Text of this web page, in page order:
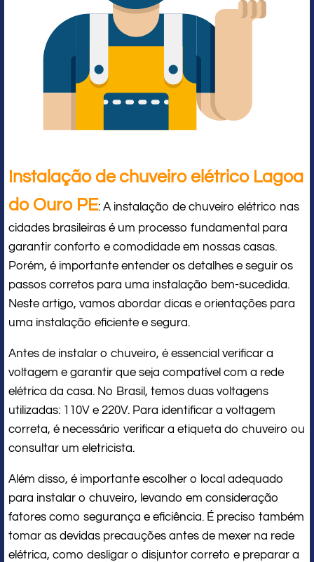
Instalação de chuveiro elétrico Lagoa
do Ouro PE: A instalação de chuveiro elétrico nas
cidades brasileiras é um processo fundamental para
garantir conforto e comodidade em nossas casas.
Porém, é importante entender os detalhes e seguir os
passos corretos para uma instalação bem-sucedida.
Neste artigo, vamos abordar dicas e orientações para
uma instalação eficiente e segura.
Antes de instalar o chuveiro, é essencial verificar a
voltagem e garantir que seja compatível com a rede
elétrica da casa. No Brasil, temos duas voltagens
utilizadas: 110V e 220V. Para identificar a voltagem
correta, é necessário verificar a etiqueta do chuveiro ou
consultar um eletricista.
Além disso, é importante escolher o local adequado
para instalar o chuveiro, levando em consideração
fatores como segurança e eficiência. É preciso também
tomar as devidas precauções antes de mexer na rede
elétrica, como desligar o disjuntor correto e preparar a